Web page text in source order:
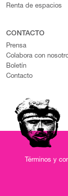
Renta de espacios
CONTACTO
Prensa
Colabora con
Boletín
Contacto
Términos y